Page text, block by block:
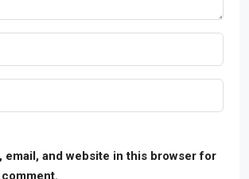
email, and website in this browser for